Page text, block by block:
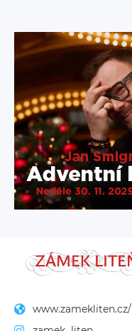
www.zamekliten.cz/